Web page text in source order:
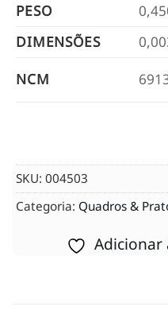
PESO
DIMENSÕES
NCM
SKU: 004503
Categoria: Quadros &
Adicionar